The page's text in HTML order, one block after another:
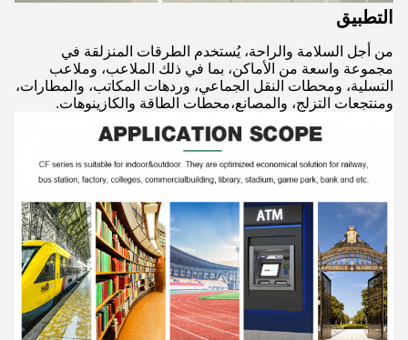
التطبيق
من أجل السلامة والراحة، يُستخدم الطرقات المنزلقة في
مجموعة واسعة من الأماكن، بما في ذلك الملاعب، وملاعب
التسلية، ومحطات النقل الجماعي، وردهات المكاتب، والمطارات،
ومنتجعات التزلج، والمصانع،محطات الطاقة والكازينوهات.